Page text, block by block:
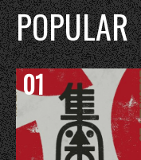
POPULAR